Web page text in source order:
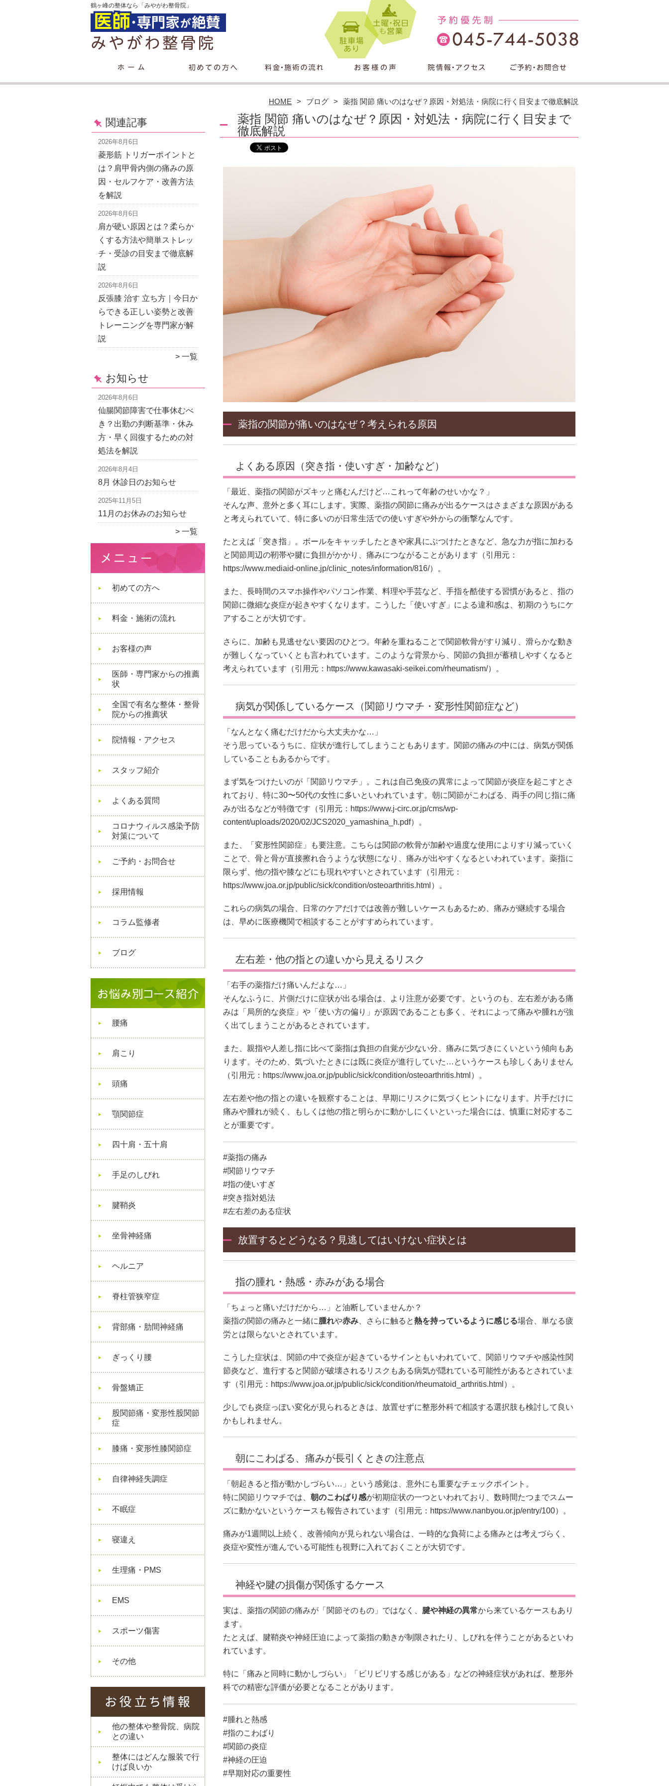
鶴ヶ峰の整体なら「みやがわ整骨院」
HOME ブログ 薬指 関節 痛いのはなぜ？原因・対処法・病院に行く目安まで徹底解説
関連記事
2026年8月6日
菱形筋 トリガーポイントと
は？肩甲骨内側の痛みの原
因・セルフケア・改善方法
を解説
2026年8月6日
肩が硬い原因とは？柔らか
くする方法や簡単ストレッ
チ・受診の目安まで徹底解
説
2026年8月6日
反張膝 治す 立ち方｜今日か
らできる正しい姿勢と改善
トレーニングを専門家が解
説
一覧
お知らせ
2026年8月6日
仙腸関節障害で仕事休むべ
き？出勤の判断基準・休み
方・早く回復するための対
処法を解説
2026年8月4日
8月 休診日のお知らせ
2025年11月5日
11月のお休みのお知らせ
一覧
初めての方へ
料金・施術の流れ
お客様の声
医師・専門家からの推薦
状
全国で有名な整体・整骨
院からの推薦状
院情報・アクセス
スタッフ紹介
よくある質問
コロナウィルス感染予防
対策について
ご予約・お問合せ
採用情報
コラム監修者
ブログ
腰痛
肩こり
頭痛
顎関節症
四十肩・五十肩
手足のしびれ
腱鞘炎
坐骨神経痛
ヘルニア
脊柱管狭窄症
背部痛・肋間神経痛
ぎっくり腰
骨盤矯正
股関節痛・変形性股関節
症
膝痛・変形性膝関節症
自律神経失調症
不眠症
寝違え
生理痛・PMS
EMS
スポーツ傷害
その他
他の整体や整骨院、病院
との違い
整体にはどんな服装で行
けば良いか
薬指 関節 痛いのはなぜ？原因・対処法・病院に行く目安まで
徹底解説
薬指の関節が痛いのはなぜ？考えられる原因
よくある原因（突き指・使いすぎ・加齢など）
「最近、薬指の関節がズキッと痛むんだけど…これって年齢のせいかな？」
そんな声、意外と多く耳にします。実際、薬指の関節に痛みが出るケースはさまざまな原因がある
と考えられていて、特に多いのが日常生活での使いすぎや外からの衝撃なんです。
たとえば「突き指」。ボールをキャッチしたときや家具にぶつけたときなど、急な力が指に加わる
と関節周辺の靭帯や腱に負担がかかり、痛みにつながることがあります（引用元：
https://www.mediaid-online.jp/clinic_notes/information/816/）。
また、長時間のスマホ操作やパソコン作業、料理や手芸など、手指を酷使する習慣があると、指の
関節に微細な炎症が起きやすくなります。こうした「使いすぎ」による違和感は、初期のうちにケ
アすることが大切です。
さらに、加齢も見逃せない要因のひとつ。年齢を重ねることで関節軟骨がすり減り、滑らかな動き
が難しくなっていくとも言われています。このような背景から、関節の負担が蓄積しやすくなると
考えられています（引用元： https://www.kawasaki-seikei.com/rheumatism/）。
病気が関係しているケース（関節リウマチ・変形性関節症など）
「なんとなく痛むだけだから大丈夫かな…」
そう思っているうちに、症状が進行してしまうこともあります。関節の痛みの中には、病気が関係
していることもあるからです。
まず気をつけたいのが「関節リウマチ」。これは自己免疫の異常によって関節が炎症を起こすとさ
れており、特に30〜50代の女性に多いといわれています。朝に関節がこわばる、両手の同じ指に痛
みが出るなどが特徴です（引用元： https://www.j-circ.or.jp/cms/wp-
content/uploads/2020/02/JCS2020_yamashina_h.pdf）。
また、「変形性関節症」も要注意。こちらは関節の軟骨が加齢や過度な使用によりすり減っていく
ことで、骨と骨が直接擦れ合うような状態になり、痛みが出やすくなるといわれています。薬指に
限らず、他の指や膝などにも現れやすいとされています（引用元：
https://www.joa.or.jp/public/sick/condition/osteoarthritis.html）。
これらの病気の場合、日常のケアだけでは改善が難しいケースもあるため、痛みが継続する場合
は、早めに医療機関で相談することがすすめられています。
左右差・他の指との違いから見えるリスク
「右手の薬指だけ痛いんだよな…」
そんなふうに、片側だけに症状が出る場合は、より注意が必要です。というのも、左右差がある痛
みは「局所的な炎症」や「使い方の偏り」が原因であることも多く、それによって痛みや腫れが強
く出てしまうことがあるとされています。
また、親指や人差し指に比べて薬指は負担の自覚が少ない分、痛みに気づきにくいという傾向もあ
ります。そのため、気づいたときには既に炎症が進行していた…というケースも珍しくありません
（引用元： https://www.joa.or.jp/public/sick/condition/osteoarthritis.html）。
左右差や他の指との違いを観察することは、早期にリスクに気づくヒントになります。片手だけに
痛みや腫れが続く、もしくは他の指と明らかに動かしにくいといった場合には、慎重に対応するこ
とが重要です。
#薬指の痛み
#関節リウマチ
#指の使いすぎ
#突き指対処法
#左右差のある症状
放置するとどうなる？見逃してはいけない症状とは
指の腫れ・熱感・赤みがある場合
「ちょっと痛いだけだから…」と油断していませんか？
薬指の関節の痛みと一緒に腫れや赤み 、さらに触ると熱を持っているように感じる場合、単なる疲
労とは限らないとされています。
こうした症状は、関節の中で炎症が起きているサインともいわれていて、関節リウマチや感染性関
節炎など、進行すると関節が破壊されるリスクもある病気が隠れている可能性があるとされていま
す（引用元： https://www.joa.or.jp/public/sick/condition/rheumatoid_arthritis.html）。
少しでも炎症っぽい変化が見られるときは、放置せずに整形外科で相談する選択肢も検討して良い
かもしれません。
朝にこわばる、痛みが長引くときの注意点
「朝起きると指が動かしづらい…」という感覚は、意外にも重要なチェックポイント。
特に関節リウマチでは、 朝のこわばり感が初期症状の一つといわれており、数時間たつまでスムー
ズに動かないというケースも報告されています（引用元： https://www.nanbyou.or.jp/entry/100）。
痛みが1週間以上続く、改善傾向が見られない場合は、一時的な負荷による痛みとは考えづらく、
炎症や変性が進んでいる可能性も視野に入れておくことが大切です。
神経や腱の損傷が関係するケース
実は、薬指の関節の痛みが「関節そのもの」ではなく、 腱や神経の異常から来ているケースもあり
ます。
たとえば、腱鞘炎や神経圧迫によって薬指の動きが制限されたり、しびれを伴うことがあるといわ
れています。
特に「痛みと同時に動かしづらい」「ビリビリする感じがある」などの神経症状があれば、整形外
科での精密な評価が必要となることがあります。
#腫れと熱感
#指のこわばり
#関節の炎症
#神経の圧迫
#早期対応の重要性